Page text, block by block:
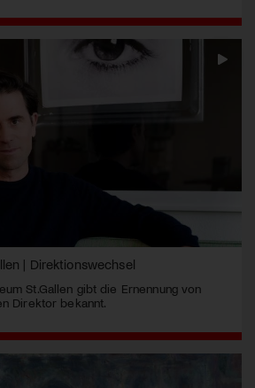
| Direktionswechsel
St.Gallen gibt die Ernennung von
Direktor bekannt.